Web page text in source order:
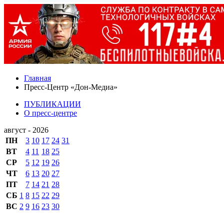
Главная
Пресс-Центр «Дон-Медиа»
ПУБЛИКАЦИИ
О пресс-центре
август - 2026
ПН
3 10 17 24 31
ВТ
4 11 18 25
СР
5 12 19 26
ЧТ
6 13 20 27
ПТ
7 14 21 28
СБ 1 8 15 22 29
ВС 2 9 16 23 30